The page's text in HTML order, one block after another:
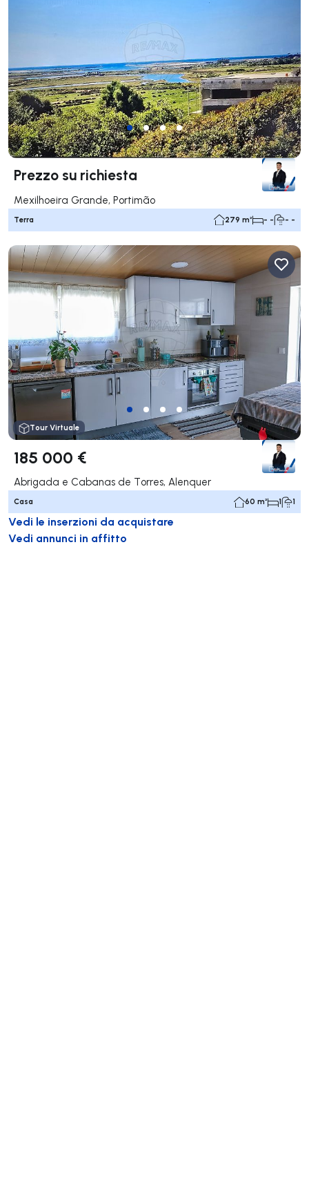
Prezzo su richiesta
Mexilhoeira Grande, Portimão
Terra 279 m² - - - -
Tour Virtuale
185 000 €
Abrigada e Cabanas de Torres, Alenquer
Casa 60 m² 1 1
Vedi le inserzioni da acquistare
Vedi annunci in affitto